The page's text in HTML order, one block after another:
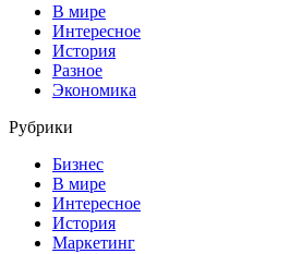
В мире
Интересное
История
Разное
Экономика
Рубрики
Бизнес
В мире
Интересное
История
Маркетинг